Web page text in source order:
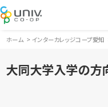
ホーム > インターカレッジコープ愛知
大同大学入学の方